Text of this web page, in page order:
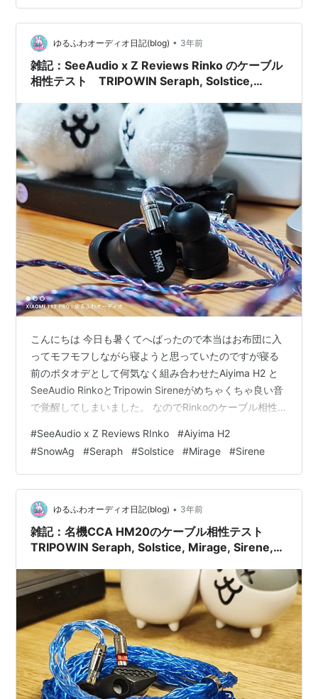
弟・葵ゆうた。常に周囲との距離感を大切にしつつも、
兄・ひなたとの関係や、自分自身の在り方に葛藤を抱え
る繊細な一面も魅力のひとつ。「スカウト！幻のような
姿」では、そ…
ゆるふわオーディオ日記(blog) • 3年前
雑記：SeeAudio x Z Reviews Rinko のケーブル
相性テスト TRIPOWIN Seraph, Solstice,
LINSOUL, NICEHCK)
こんにちは 今日も暑くてへばったので本当はお布団に入
ってモフモフしながら寝ようと思っていたのですが寝る
前のポタオデとして何気なく組み合わせたAiyima H2 と
SeeAudio RinkoとTripowin Sireneがめちゃくちゃ良い音
で覚醒してしまいました。 なのでRinkoのケーブル相性
のレビュー依頼のTripowinの新作ケーブル NICEHCK様依
頼のNICEHCK SnowAgです。 SeeAudio x Z Reviews
Rinko, Aiyima H2とは TRIPOWIN Seraph, Solstice, M…
#SeeAudio x Z Reviews RInko #Aiyima H2
#SnowAg #Seraph #Solstice #Mirage #Sirene
ゆるふわオーディオ日記(blog) • 3年前
雑記：名機CCA HM20のケーブル相性テスト
TRIPOWIN Seraph, Solstice, Mirage, Sirene,